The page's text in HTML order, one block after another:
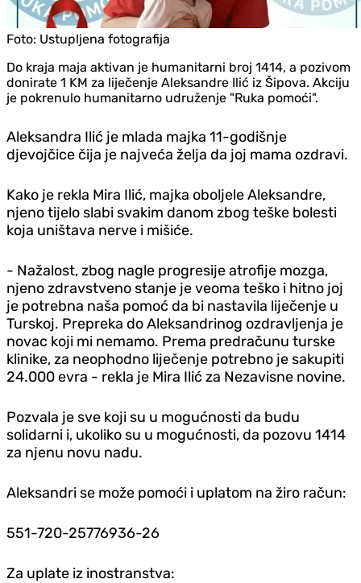
Foto: Ustupljena fotografija
Do kraja maja aktivan je humanitarni broj 1414, a pozivom
donirate 1 KM za liječenje Aleksandre Ilić iz Šipova. Akciju
je pokrenulo humanitarno udruženje "Ruka pomoći".
Aleksandra Ilić je mlada majka 11-godišnje
djevojčice čija je najveća želja da joj mama ozdravi.
Kako je rekla Mira Ilić, majka oboljele Aleksandre,
njeno tijelo slabi svakim danom zbog teške bolesti
koja uništava nerve i mišiće.
- Nažalost, zbog nagle progresije atrofije mozga,
njeno zdravstveno stanje je veoma teško i hitno joj
je potrebna naša pomoć da bi nastavila liječenje u
Turskoj. Prepreka do Aleksandrinog ozdravljenja je
novac koji mi nemamo. Prema predračunu turske
klinike, za neophodno liječenje potrebno je sakupiti
24.000 evra - rekla je Mira Ilić za Nezavisne novine.
Pozvala je sve koji su u mogućnosti da budu
solidarni i, ukoliko su u mogućnosti, da pozovu 1414
za njenu novu nadu.
Aleksandri se može pomoći i uplatom na žiro račun:
551-720-25776936-26
Za uplate iz inostranstva: